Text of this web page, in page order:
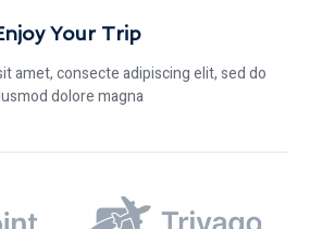
Your Trip
amet, consecte adipiscing elit, sed do
dolore magna